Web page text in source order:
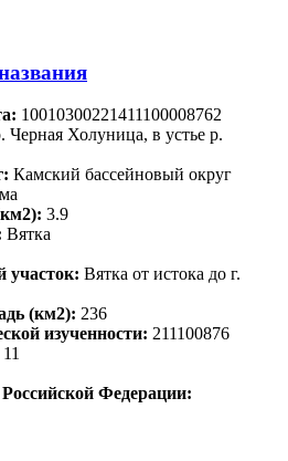
10010300221411100008762
Черная Холуница, в устье р.
Камский бассейновый округ
3.9
Вятка
участок: Вятка от истока до г.
(км2): 236
изученности: 211100876
11
Федерации: